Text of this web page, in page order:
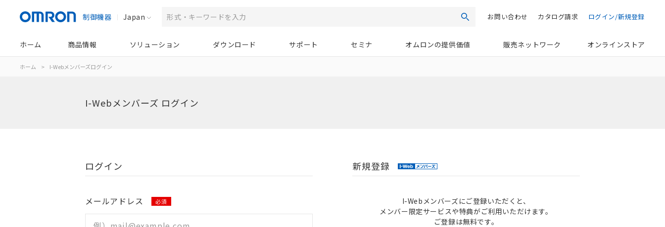
制御機器 Japan 検索 ログイン/新規登録
カタログ請求
お問い合わせ
ホーム 商品情報 ソリューション ダウンロード サポート セミナ オムロンの提供価値 販売ネットワーク オンラインストア
ホーム > I-Webメンバーズログイン
I-Webメンバーズ ログイン
ログイン
メールアドレス 必須
新規登録
I-Webメンバーズにご登録いただくと、
メンバー限定サービスや特典がご利用いただけます。
ご登録は無料です。